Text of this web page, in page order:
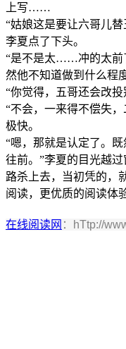
上写……
“姑娘这是要让六哥儿替
李夏点了下头。
“是不是太……冲的太前
然他不知道做到什么程
“你觉得，五哥还会改投
“不会，一来得不偿失
极快。
“嗯，那就是认定了。
往前。”李夏的目光越
路杀上去，当初凭的，
阅读，更优质的阅读体
在线阅读网 ：hTtp://